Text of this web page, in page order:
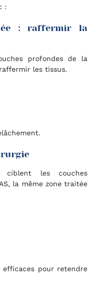
:
: raffermir la
profondes de la
les tissus.
ciblent les couches
la même zone traitée
efficaces pour retendre